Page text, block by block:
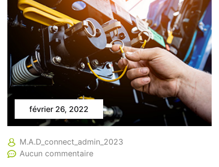
février 26, 2022
M.A.D_connect_admin_2023
Aucun commentaire